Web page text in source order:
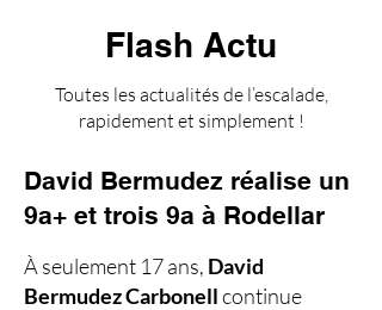
Flash Actu
Toutes les actualités de l’escalade,
rapidement et simplement !
David Bermudez réalise un
9a+ et trois 9a à Rodellar
À seulement 17 ans, David
Bermudez Carbonellcontinue